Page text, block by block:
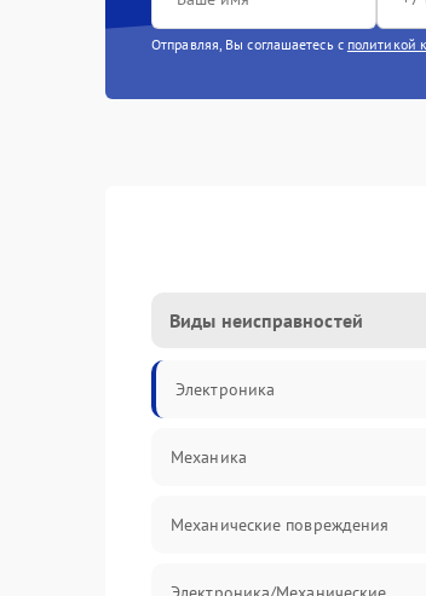
Отправляя, Вы соглашаетесь с политикой
Виды неисправностей
Электроника
Механика
Механические повреждения